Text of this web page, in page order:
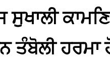
ਸੁਖਾਲੀ
ਤੰਬੋਲੀ